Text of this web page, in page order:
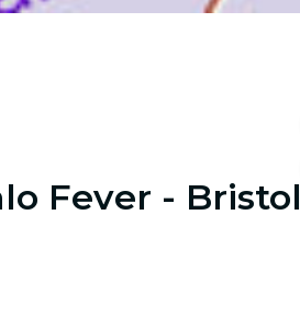
Fever - Bristol